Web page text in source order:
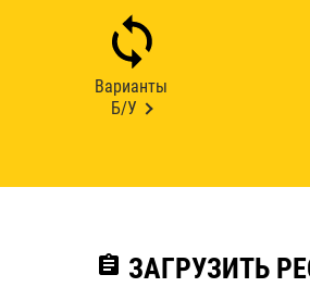
Варианты
Б/У
assignment ЗАГРУЗИТЬ